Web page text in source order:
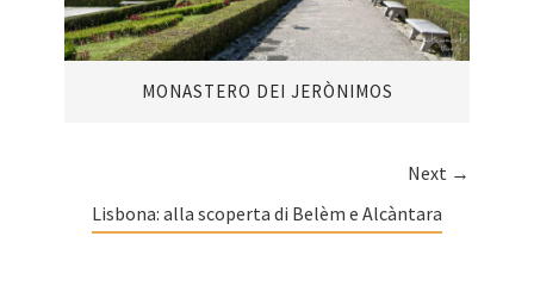
MONASTERO DEI JERÒNIMOS
Next →
Lisbona: alla scoperta di Belèm e Alcàntara